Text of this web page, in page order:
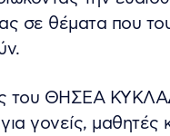
σε θέματα που
του ΘΗΣΕΑ
γονείς, μαθητές